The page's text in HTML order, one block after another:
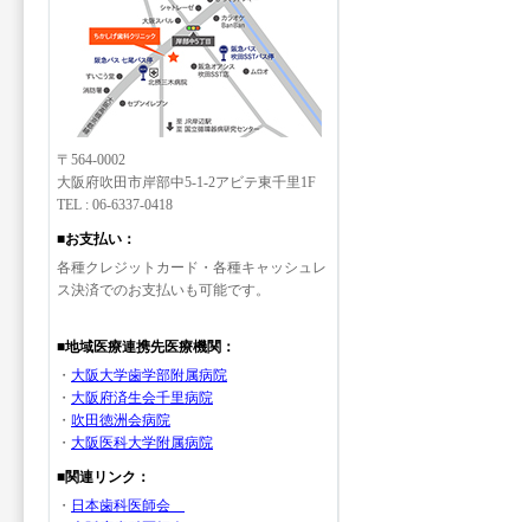
〒564-0002
大阪府吹田市岸部中5-1-2アビテ東千里1F
TEL : 06-6337-0418
■お支払い：
各種クレジットカード・各種キャッシュレ
ス決済でのお支払いも可能です。
■地域医療連携先医療機関：
・ 大阪大学歯学部附属病院
・ 大阪府済生会千里病院
・ 吹田徳洲会病院
・ 大阪医科大学附属病院
■関連リンク：
・ 日本歯科医師会